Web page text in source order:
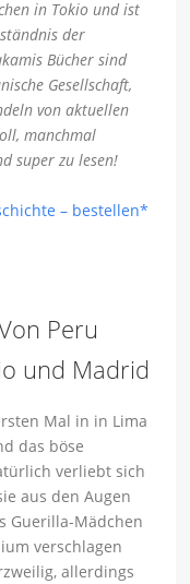
in Tokio und ist
der
Bücher sind
Gesellschaft,
von aktuellen
manchmal
super zu lesen!
– bestellen*
Peru
und Madrid
Mal in in Lima
das böse
verliebt sich
aus den Augen
Guerilla-Mädchen
verschlagen
allerdings